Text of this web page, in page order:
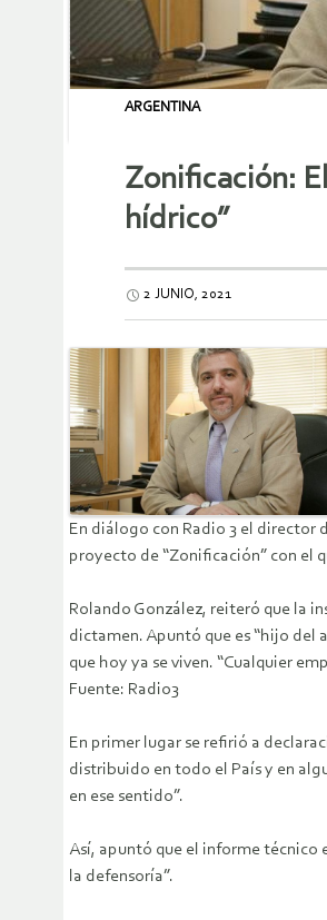
ARGENTINA
Zonificación:
hídrico”
2 JUNIO, 2021
En diálogo con Radio 3 el director
proyecto de “Zonificación” con el
Rolando González, reiteró que la
dictamen. Apuntó que es “hijo del
que hoy ya se viven. “Cualquier
Fuente: Radio3
En primer lugar se refirió a
distribuido en todo el País y en
en ese sentido”.
Así, apuntó que el informe técnico
la defensoría”.